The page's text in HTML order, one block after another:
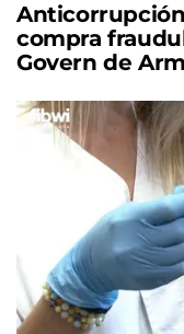
compra
Govern de